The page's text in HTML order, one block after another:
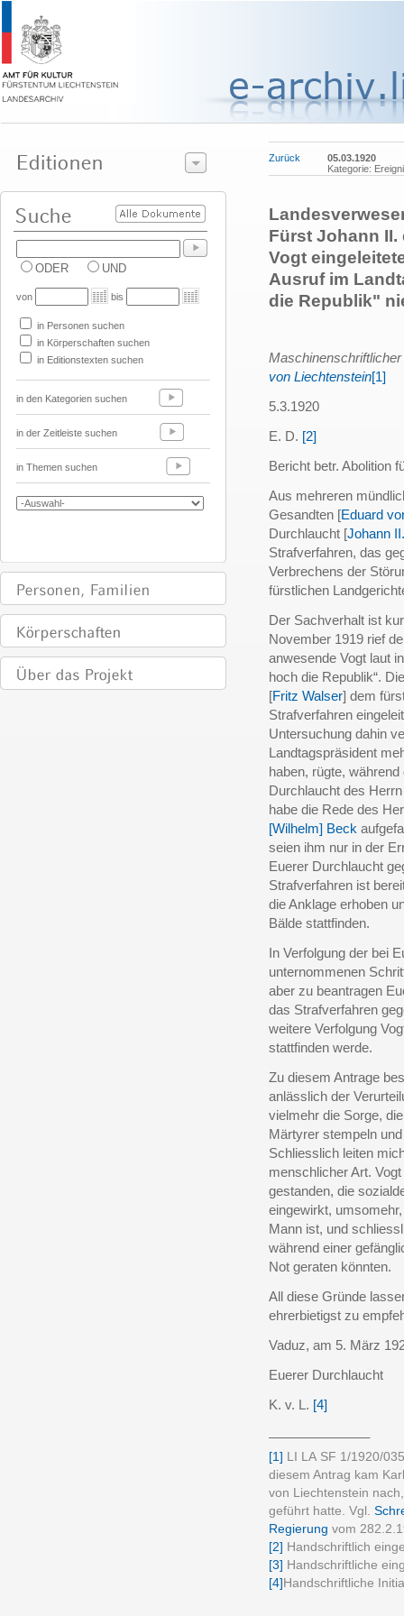
ODER UND
von bis
in Personen suchen
in Körperschaften suchen
in Editionstexten suchen
in den Kategorien suchen
in der Zeitleiste suchen
in Themen suchen
Zurück
05.03.1920
Kategorie:
Fürst Johann II.
Vogt
Ausruf im
die Republik"
von Liechtenstein[1]
5.3.1920
E. D. [2]
Bericht betr. Abolition
Aus mehreren
Gesandten [Eduard
Durchlaucht [Johann
Strafverfahren, das
Verbrechens der
fürstlichen
Der Sachverhalt ist
November 1919 rief
anwesende Vogt laut
hoch die Republik“.
[Fritz Walser] dem
Strafverfahren
Untersuchung dahin
Landtagspräsident
haben, rügte,
Durchlaucht des
habe die Rede des
[Wilhelm] Beck
seien ihm nur in der
Euerer Durchlaucht
Strafverfahren ist
die Anklage erhoben
Bälde stattfinden.
In Verfolgung der bei
unternommenen
aber zu beantragen
das Strafverfahren
weitere Verfolgung
stattfinden werde.
Zu diesem Antrage
anlässlich der
vielmehr die Sorge,
Märtyrer stempeln
Schliesslich leiten
menschlicher Art.
gestanden, die
eingewirkt,
Mann ist, und
während einer
Not geraten könnten.
All diese Gründe
ehrerbietigst zu
Vaduz, am 5. März
Euerer Durchlaucht
K. v. L. [4]
[1] LI LA SF 1/1920/
diesem Antrag kam
von Liechtenstein
geführt hatte. Vgl.
Regierung vom
[2] Handschriftlich
[3] Handschriftliche
[4] Handschriftliche